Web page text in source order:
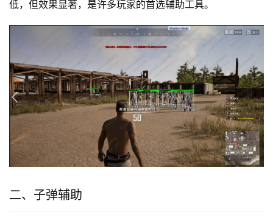
低，但效果显著，是许多玩家的首选辅助工具。
二、子弹辅助